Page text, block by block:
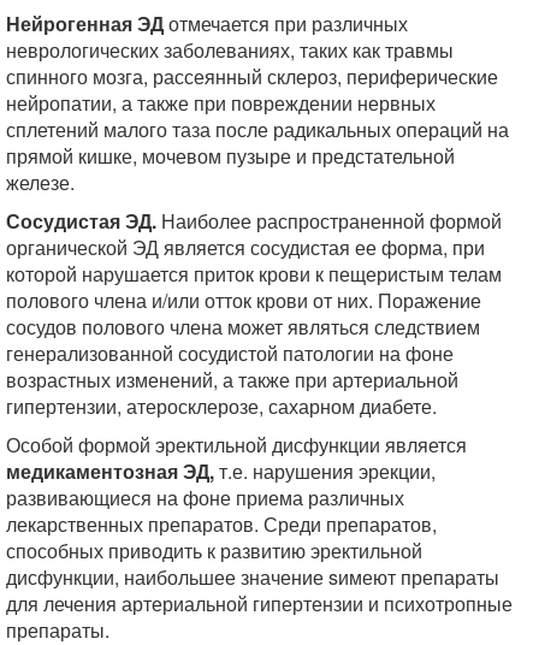
Нейрогенная ЭДотмечается при различных
неврологических заболеваниях, таких как травмы
спинного мозга, рассеянный склероз, периферические
нейропатии, а также при повреждении нервных
сплетений малого таза после радикальных операций на
прямой кишке, мочевом пузыре и предстательной
железе.
Сосудистая ЭД. Наиболее распространенной формой
органической ЭД является сосудистая ее форма, при
которой нарушается приток крови к пещеристым телам
полового члена и/или отток крови от них. Поражение
сосудов полового члена может являться следствием
генерализованной сосудистой патологии на фоне
возрастных изменений, а также при артериальной
гипертензии, атеросклерозе, сахарном диабете.
Особой формой эректильной дисфункции является
медикаментозная ЭД,т.е. нарушения эрекции,
развивающиеся на фоне приема различных
лекарственных препаратов. Среди препаратов,
способных приводить к развитию эректильной
дисфункции, наибольшее значение sимеют препараты
для лечения артериальной гипертензии и психотропные
препараты.